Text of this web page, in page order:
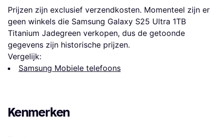
Prijzen zijn exclusief verzendkosten. Momenteel zijn er
geen winkels die Samsung Galaxy S25 Ultra 1TB
Titanium Jadegreen verkopen, dus de getoonde
gegevens zijn historische prijzen.
Vergelijk:
Samsung Mobiele telefoons
Kenmerken